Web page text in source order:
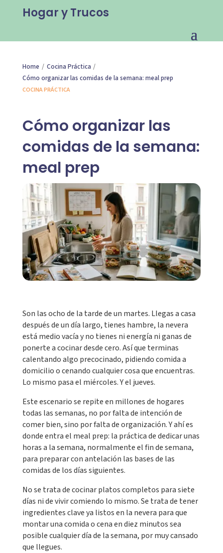
Hogar y Trucos
Home / Cocina Práctica /
Cómo organizar las comidas de la semana: meal prep
COCINA PRÁCTICA
Cómo organizar las
comidas de la semana:
meal prep
Son las ocho de la tarde de un martes. Llegas a casa
después de un día largo, tienes hambre, la nevera
está medio vacía y no tienes ni energía ni ganas de
ponerte a cocinar desde cero. Así que terminas
calentando algo precocinado, pidiendo comida a
domicilio o cenando cualquier cosa que encuentras.
Lo mismo pasa el miércoles. Y el jueves.
Este escenario se repite en millones de hogares
todas las semanas, no por falta de intención de
comer bien, sino por falta de organización. Y ahí es
donde entra el meal prep: la práctica de dedicar unas
horas a la semana, normalmente el fin de semana,
para preparar con antelación las bases de las
comidas de los días siguientes.
No se trata de cocinar platos completos para siete
días ni de vivir comiendo lo mismo. Se trata de tener
ingredientes clave ya listos en la nevera para que
montar una comida o cena en diez minutos sea
posible cualquier día de la semana, por muy cansado
que llegues.